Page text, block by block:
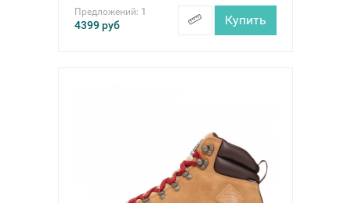
Предложений: 1
4399руб Купить